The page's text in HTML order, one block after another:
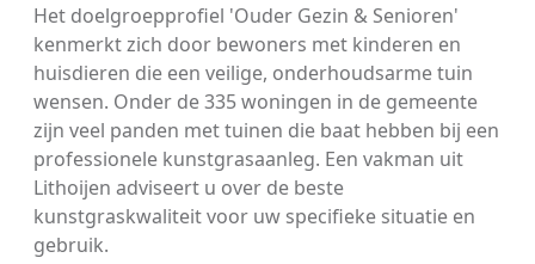
Het doelgroepprofiel 'Ouder Gezin & Senioren'
kenmerkt zich door bewoners met kinderen en
huisdieren die een veilige, onderhoudsarme tuin
wensen. Onder de 335 woningen in de gemeente
zijn veel panden met tuinen die baat hebben bij een
professionele kunstgrasaanleg. Een vakman uit
Lithoijen adviseert u over de beste
kunstgraskwaliteit voor uw specifieke situatie en
gebruik.